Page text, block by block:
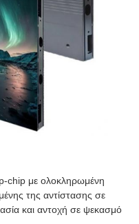
chip με ολοκληρωμένη
της αντίστασης σε
και αντοχή σε ψεκασμό